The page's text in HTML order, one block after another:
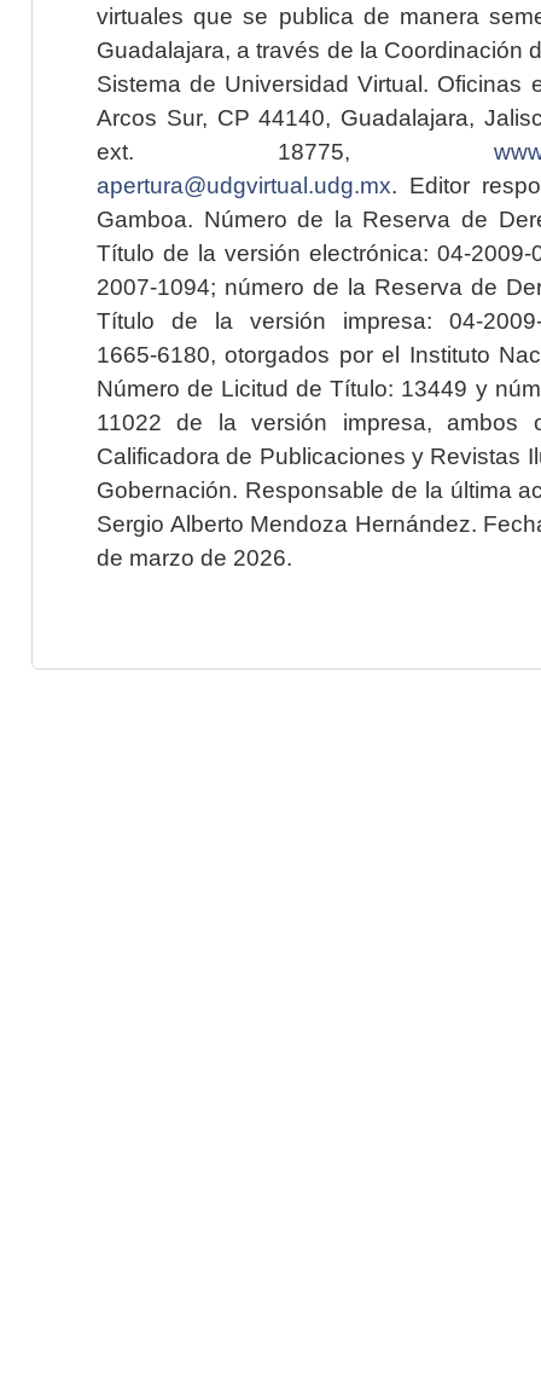
virtuales que se publica de manera
Guadalajara, a través de la Coordinación
Sistema de Universidad Virtual. Oficinas
Arcos Sur, CP 44140, Guadalajara,
ext. 18775,
apertura@udgvirtual.udg.mx. Editor
Gamboa. Número de la Reserva de
Título de la versión electrónica: 04-2009-
2007-1094; número de la Reserva de
Título de la versión impresa: 04-2009-
1665-6180, otorgados por el Instituto
Número de Licitud de Título: 13449 y
11022 de la versión impresa, ambos
Calificadora de Publicaciones y Revistas
Gobernación. Responsable de la última
Sergio Alberto Mendoza Hernández.
de marzo de 2026.